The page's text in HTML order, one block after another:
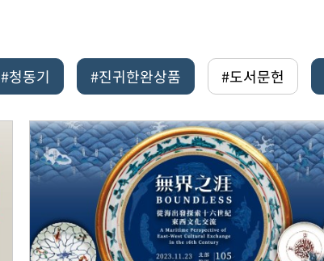
#청동기 #진귀한완상품 #도서문헌